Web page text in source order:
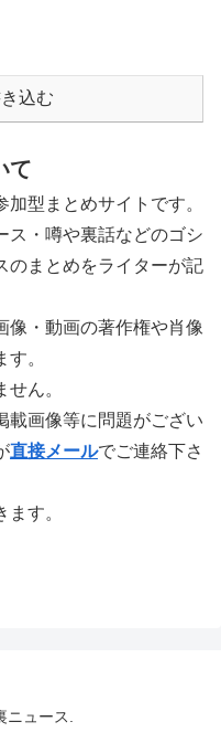
込む
て
型まとめサイトです。
ス・噂や裏話などのゴシ
のまとめをライターが記
像・動画の著作権や肖像
。
ん。
載画像等に問題がござい
直接メールでご連絡下さ
す。
ニュース.